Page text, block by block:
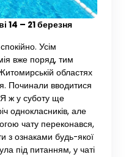
14 – 21 березня
Усім
вже поряд, тим
областях
Починали вводитися
Я ж у суботу ще
однокласників, але
чату переконався,
з ознаками будь-якої
під питанням, у чаті